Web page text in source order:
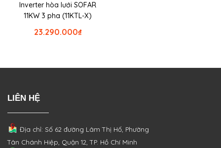
Inverter hòa lưới SOFAR
11KW 3 pha (11KTL-X)
₫
23.290.000
LIÊN HỆ
Địa chỉ: Số 62 đường Lâm Thị Hố, Phường
Tân Chánh Hiệp, Quận 12, TP. Hồ Chí Minh